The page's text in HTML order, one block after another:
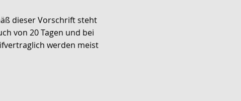
dieser Vorschrift steht
von 20 Tagen und bei
werden meist